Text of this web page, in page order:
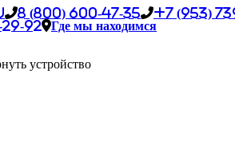
8 (800) 600-47-35 +7 (953)
92
Где мы находимся
устройство